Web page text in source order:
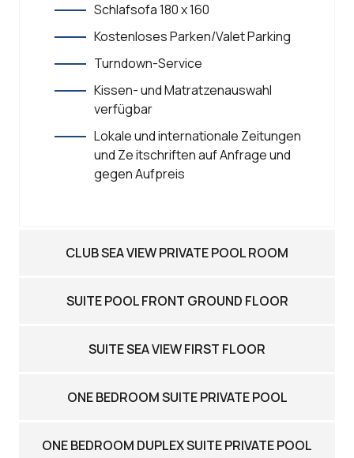
Schlafsofa 180 x 160
Kostenloses Parken/Valet Parking
Turndown-Service
Kissen- und Matratzenauswahl
verfügbar
Lokale und internationale Zeitungen
und Ze itschriften auf Anfrage und
gegen Aufpreis
CLUB SEA VIEW PRIVATE POOL ROOM
SUITE POOL FRONT GROUND FLOOR
SUITE SEA VIEW FIRST FLOOR
ONE BEDROOM SUITE PRIVATE POOL
ONE BEDROOM DUPLEX SUITE PRIVATE POOL